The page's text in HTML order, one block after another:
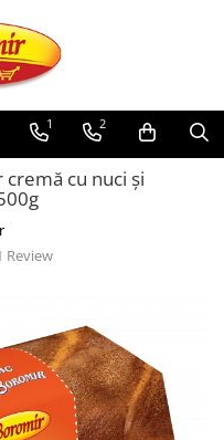
1 2
cremă cu nuci și
Review